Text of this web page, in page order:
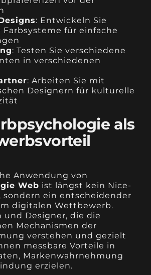
: Entwickeln Sie
Farbsysteme für einfache
: Testen Sie verschiedene
in verschiedenen
: Arbeiten Sie mit
Designern für kulturelle
als
Anwendung von
Web ist längst kein Nice-
sondern ein entscheidender
digitalen Wettbewerb.
und Designer, die die
Mechanismen der
verstehen und gezielt
messbare Vorteile in
Markenwahrnehmung
erzielen.